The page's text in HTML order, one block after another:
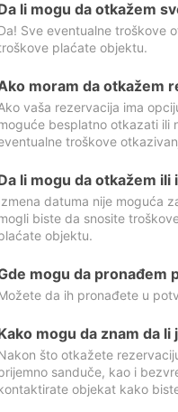
li mogu da otkažem
Sve eventualne troškove
plaćate objektu.
moram da otkažem
vaša rezervacija ima
besplatno otkazati ili
troškove
li mogu da otkažem
datuma nije moguća
biste da snosite
objektu.
mogu da pronađem
da ih pronađete u
mogu da znam da
što otkažete
sanduče, kao i
objekat kako